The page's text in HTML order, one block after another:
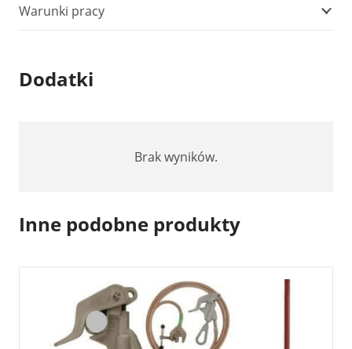
Warunki pracy
Dodatki
Brak wyników.
Inne podobne produkty